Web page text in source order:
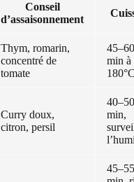
Conseil
d’assaisonnement
Thym, romarin,
concentré de
tomate
45–60
min à
Curry doux,
citron, persil
40–50
min,
45–55